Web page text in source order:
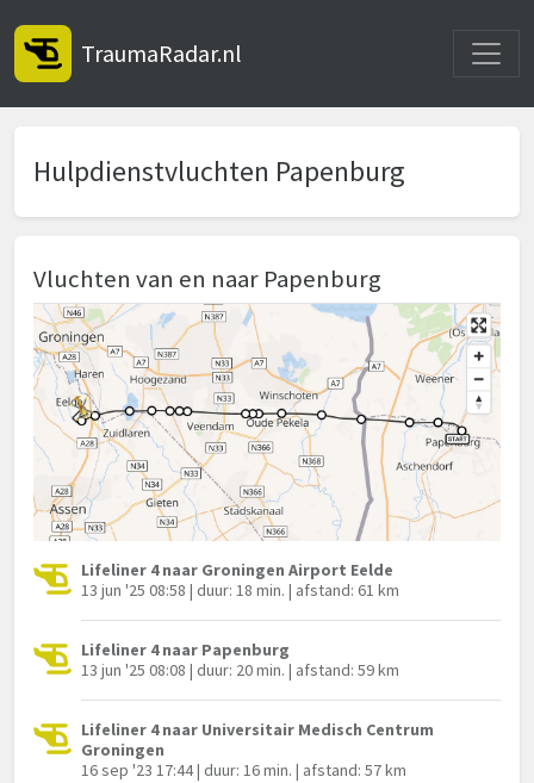
TraumaRadar.nl
Hulpdienstvluchten Papenburg
Vluchten van en naar Papenburg
Lifeliner 4 naar Groningen Airport Eelde
13 jun '25 08:58 | duur: 18 min. | afstand: 61 km
Lifeliner 4 naar Papenburg
13 jun '25 08:08 | duur: 20 min. | afstand: 59 km
Lifeliner 4 naar Universitair Medisch Centrum
Groningen
16 sep '23 17:44 | duur: 16 min. | afstand: 57 km